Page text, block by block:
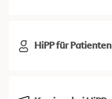
HiPP für Patienten